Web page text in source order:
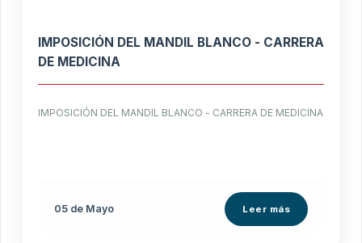
IMPOSICIÓN DEL MANDIL BLANCO - CARRERA
DE MEDICINA
IMPOSICIÓN DEL MANDIL BLANCO - CARRERA DE MEDICINA
05 de Mayo Leer más